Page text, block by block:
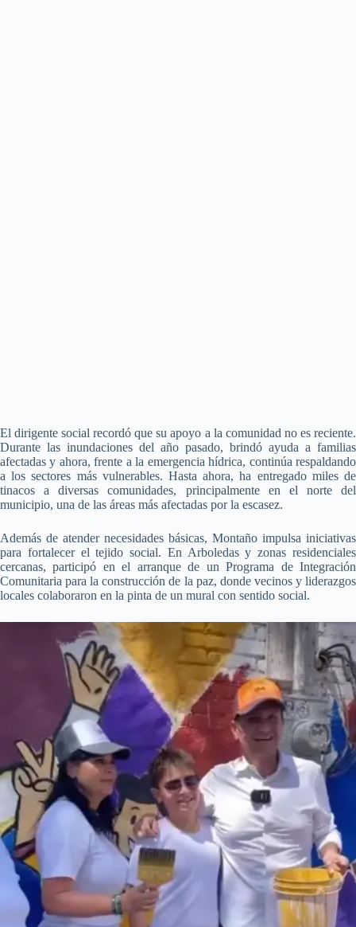
El dirigente social recordó que su apoyo a la comunidad no es reciente.
Durante las inundaciones del año pasado, brindó ayuda a familias
afectadas y ahora, frente a la emergencia hídrica, continúa respaldando
a los sectores más vulnerables. Hasta ahora, ha entregado miles de
tinacos a diversas comunidades, principalmente en el norte del
municipio, una de las áreas más afectadas por la escasez.
Además de atender necesidades básicas, Montaño impulsa iniciativas
para fortalecer el tejido social. En Arboledas y zonas residenciales
cercanas, participó en el arranque de un Programa de Integración
Comunitaria para la construcción de la paz, donde vecinos y liderazgos
locales colaboraron en la pinta de un mural con sentido social.